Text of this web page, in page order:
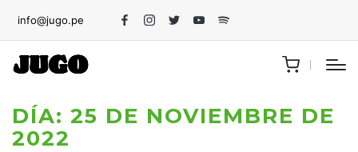
info@jugo.pe
FacebookInstagram
TwitterYoutubeSpotify
DÍA: 25 DE NOVIEMBRE DE
2022